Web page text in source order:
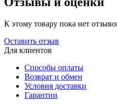
К этому товару пока нет
Оставить отзыв
Для клиентов
Способы оплаты
Возврат и обмен
Условия доставки
Гарантии